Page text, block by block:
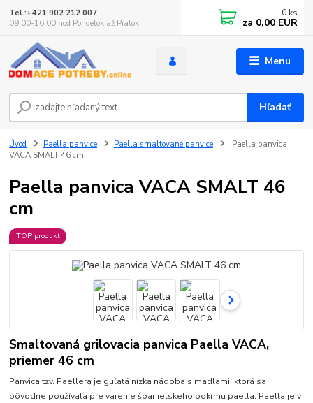
Menu
Hľadať
Tel.:+421 902 212 007
09:00-16:00 hod Pondelok až Piatok
0 ks
za 0,00 EUR
Úvod Paella panvice Paella smaltované panvice
Paella panvica
VACA SMALT 46 cm
Paella panvica VACA SMALT 46
cm
TOP produkt
Smaltovaná grilovacia panvica Paella VACA,
priemer 46 cm
Panvica tzv. Paellera je guľatá nízka nádoba s madlami, ktorá sa
pôvodne používala pre varenie španielskeho pokrmu paella. Paella je v